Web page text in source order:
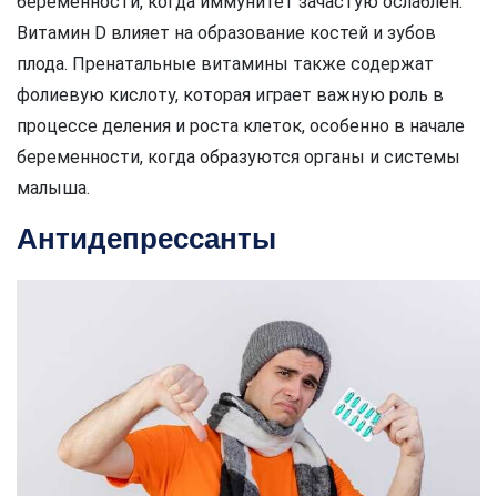
Витамин D влияет на образование костей и зубов
плода. Пренатальные витамины также содержат
фолиевую кислоту, которая играет важную роль в
процессе деления и роста клеток, особенно в начале
беременности, когда образуются органы и системы
малыша.
Антидепрессанты